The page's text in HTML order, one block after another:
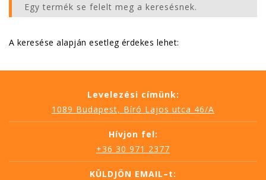
Egy termék se felelt meg a keresésnek.
A keresése alapján esetleg érdekes lehet:
Levelezési címünk:
1089 Budapest, Bíró Lajos utca 46/A
Hívjon fel:
+36 30 971 2377
KÜLDJÖN EMAIL–t: